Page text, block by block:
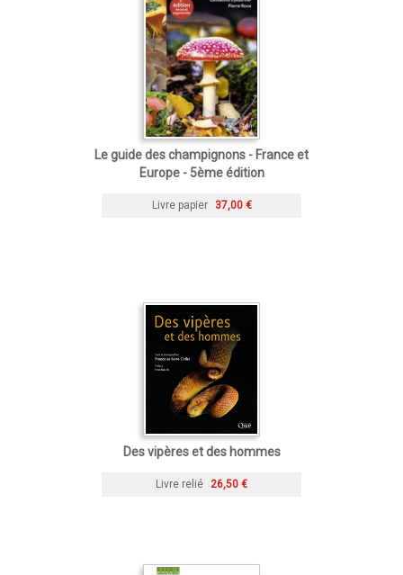
Le guide des champignons - France et
Europe - 5ème édition
Livre papier 37,00 €
Des vipères et des hommes
Livre relié 26,50 €